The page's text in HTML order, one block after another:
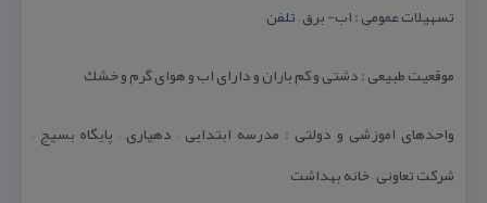
تسهیلات عمومی : اب- برق – تلفن
موقعیت طبیعی : دشتی و كم باران و دارای اب و هوای گرم و خشك
واحدهای اموزشی و دولتی : مدرسه ابتدایی – دهیاری – پایگاه بسیج –
شركت تعاونی – خانه بهداشت